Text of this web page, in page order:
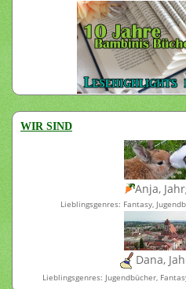
WIR SIND
Anja,
Lieblingsgenres: Fantasy,
Dana,
Lieblingsgenres: Jugendbücher,